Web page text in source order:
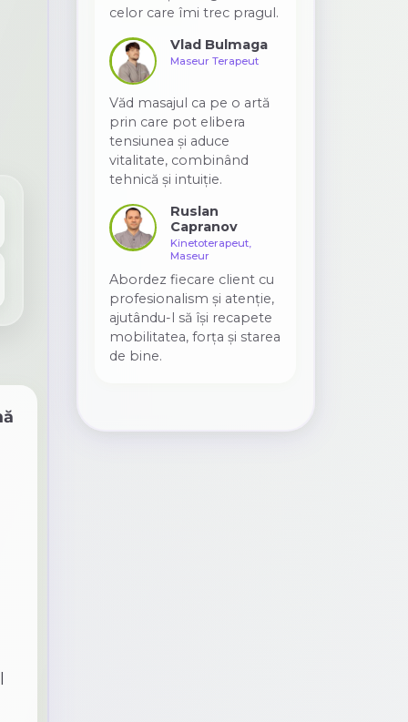
celor care îmi trec pragul.
Vlad Bulmaga
Maseur Terapeut
Văd masajul ca pe o artă
prin care pot elibera
tensiunea și aduce
vitalitate, combinând
tehnică și intuiție.
Ruslan
Capranov
Kinetoterapeut,
Maseur
Abordez fiecare client cu
profesionalism și atenție,
ajutându-l să își recapete
mobilitatea, forța și starea
de bine.